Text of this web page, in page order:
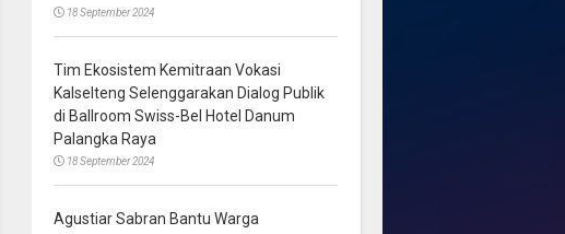
18 September 2024
Tim Ekosistem Kemitraan Vokasi
Kalselteng Selenggarakan Dialog Publik
di Ballroom Swiss-Bel Hotel Danum
Palangka Raya
18 September 2024
Agustiar Sabran Bantu Warga